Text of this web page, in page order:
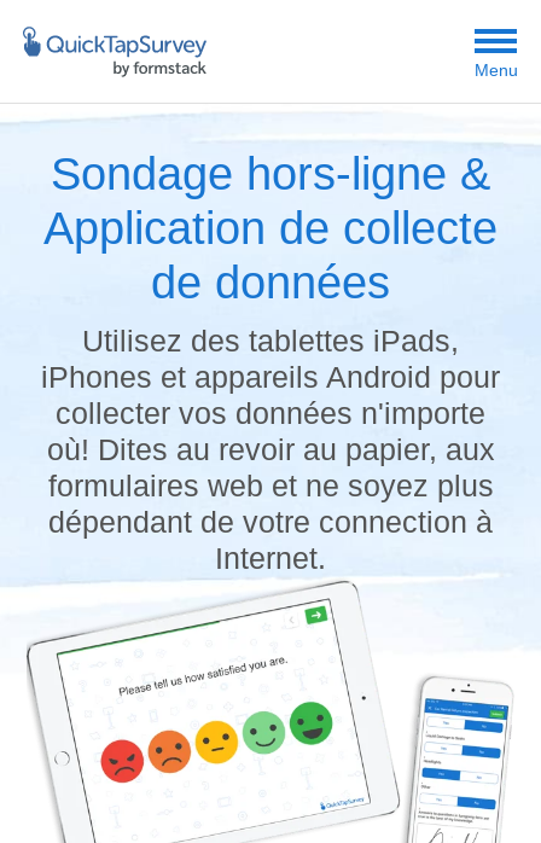
Menu
Sondage hors-ligne &
Application de collecte
de données
Utilisez des tablettes iPads,
iPhones et appareils Android pour
collecter vos données n'importe
où! Dites au revoir au papier, aux
formulaires web et ne soyez plus
dépendant de votre connection à
Internet.